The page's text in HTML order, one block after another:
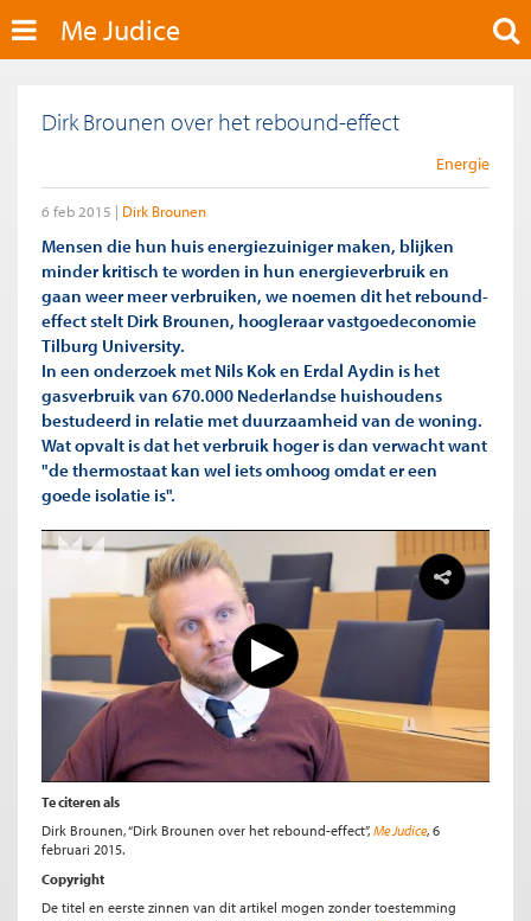
Me Judice
Dirk Brounen over het rebound-effect
Energie
6 feb 2015 Dirk Brounen
Mensen die hun huis energiezuiniger maken, blijken
minder kritisch te worden in hun energieverbruik en
gaan weer meer verbruiken, we noemen dit het rebound-
effect stelt Dirk Brounen, hoogleraar vastgoedeconomie
Tilburg University.
In een onderzoek met Nils Kok en Erdal Aydin is het
gasverbruik van 670.000 Nederlandse huishoudens
bestudeerd in relatie met duurzaamheid van de woning.
Wat opvalt is dat het verbruik hoger is dan verwacht want
"de thermostaat kan wel iets omhoog omdat er een
goede isolatie is".
Te citeren als
Dirk Brounen, “Dirk Brounen over het rebound-effect”, Me Judice, 6
februari 2015.
Copyright
De titel en eerste zinnen van dit artikel mogen zonder toestemming